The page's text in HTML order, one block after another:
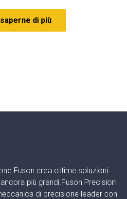
saperne di più
Fuson crea ottime soluzioni
più grandi.Fuson Precision
di precisione leader con